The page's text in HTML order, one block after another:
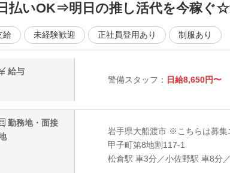
払いOK⇒明日の推し活代を今稼ぐ
給 未経験歓迎 正社員登用あり 制服あり
給与
警備スタッフ： 日給8,650円〜
勤務地・面接
岩手県大船渡市 ※こちらは募集
甲子町第8地割117-1
松倉駅 車3分／小佐野駅 車8分